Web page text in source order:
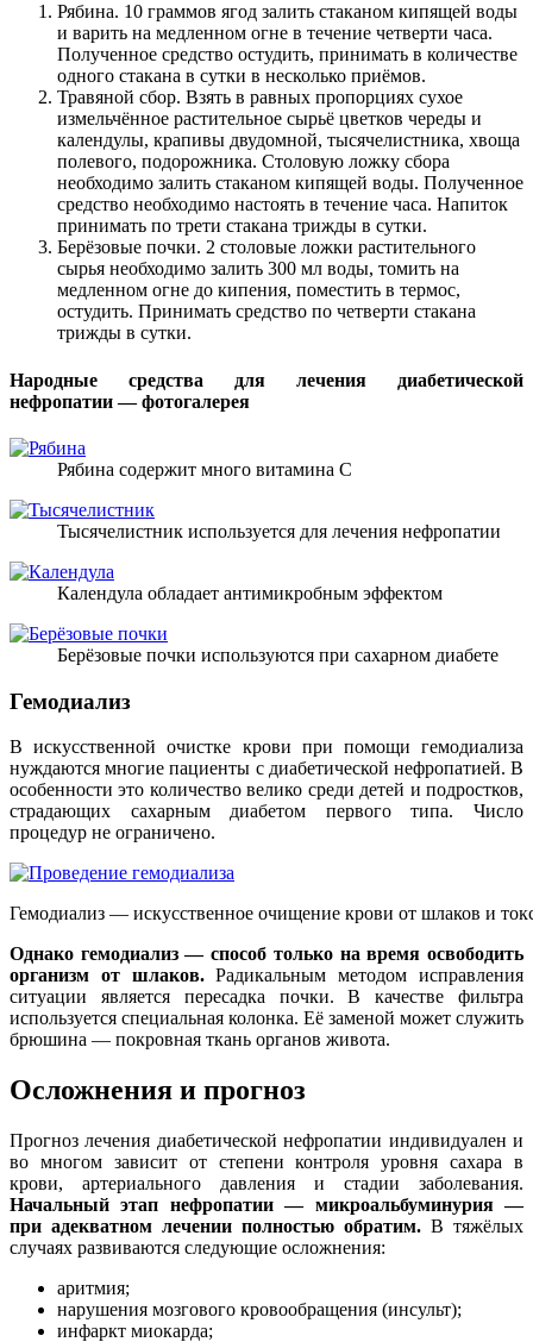
Рябина. 10 граммов ягод залить стаканом кипящей воды
и варить на медленном огне в течение четверти часа.
Полученное средство остудить, принимать в количестве
одного стакана в сутки в несколько приёмов.
Травяной сбор. Взять в равных пропорциях сухое
измельчённое растительное сырьё цветков череды и
календулы, крапивы двудомной, тысячелистника, хвоща
полевого, подорожника. Столовую ложку сбора
необходимо залить стаканом кипящей воды. Полученное
средство необходимо настоять в течение часа. Напиток
принимать по трети стакана трижды в сутки.
Берёзовые почки. 2 столовые ложки растительного
сырья необходимо залить 300 мл воды, томить на
медленном огне до кипения, поместить в термос,
остудить. Принимать средство по четверти стакана
трижды в сутки.
Народные средства для лечения диабетической
нефропатии — фотогалерея
Рябина содержит много витамина С
Тысячелистник используется для лечения нефропатии
Календула обладает антимикробным эффектом
Берёзовые почки используются при сахарном диабете
Гемодиализ
В искусственной очистке крови при помощи гемодиализа
нуждаются многие пациенты с диабетической нефропатией. В
особенности это количество велико среди детей и подростков,
страдающих сахарным диабетом первого типа. Число
процедур не ограничено.
Гемодиализ — искусственное очищение крови от шлаков и
Однако гемодиализ — способ только на время освободить
организм от шлаков.Радикальным методом исправления
ситуации является пересадка почки. В качестве фильтра
используется специальная колонка. Её заменой может служить
брюшина — покровная ткань органов живота.
Осложнения и прогноз
Прогноз лечения диабетической нефропатии индивидуален и
во многом зависит от степени контроля уровня сахара в
крови, артериального давления и стадии заболевания.
Начальный этап нефропатии — микроальбуминурия —
при адекватном лечении полностью обратим. В тяжёлых
случаях развиваются следующие осложнения:
аритмия;
нарушения мозгового кровообращения (инсульт);
инфаркт миокарда;